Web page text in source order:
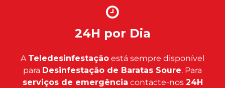
24H por Dia
A Teledesinfestação está sempre disponível
para Desinfestação de Baratas Soure. Para
serviços de emergência contacte-nos 24H